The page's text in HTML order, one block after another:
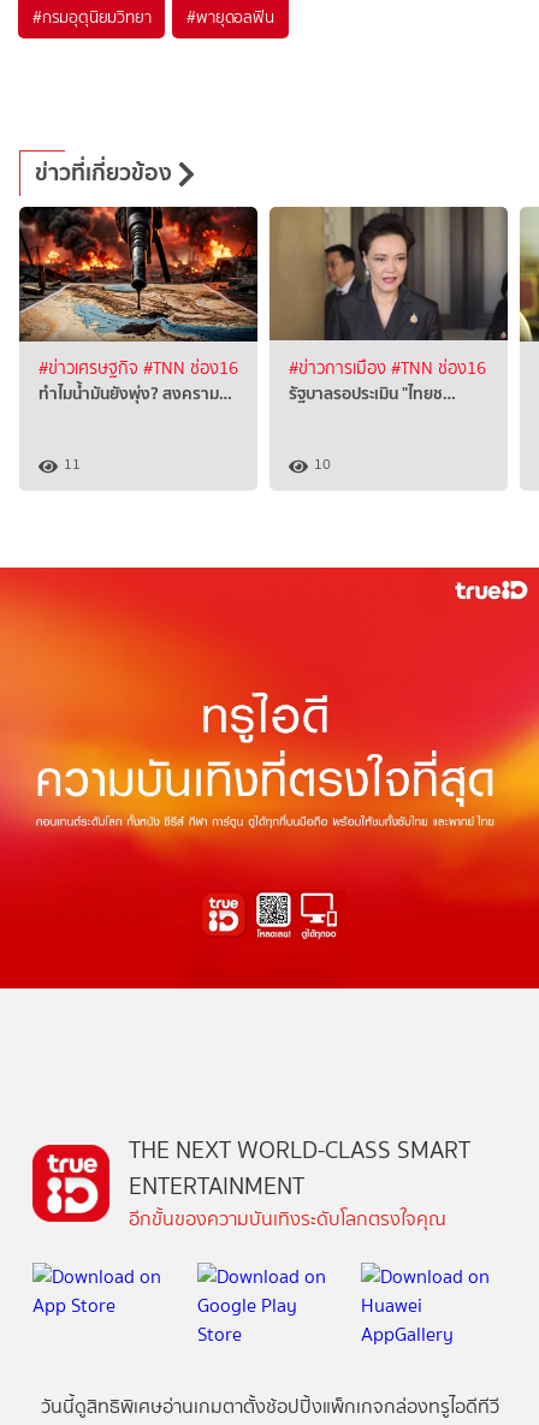
#กรมอุตุนิยมวิทยา #พายุดอลฟิน
ข่าวที่เกี่ยวข้อง
#ข่าวเศรษฐกิจ #TNN ช่อง16
ทำไมน้ำมันยังพุ่ง? สงคราม…
11
#ข่าวการเมือง#TNN ช่อง16
รัฐบาลรอประเมิน "ไทยช…
10
THE NEXT WORLD-CLASS SMART
ENTERTAINMENT
อีกขั้นของความบันเทิงระดับโลกตรงใจคุณ
วันนี้ดูสิทธิพิเศษอ่านเกมตาตั้งช้อปปิ้งแพ็กเกจกล่องทรูไอดีทีวี